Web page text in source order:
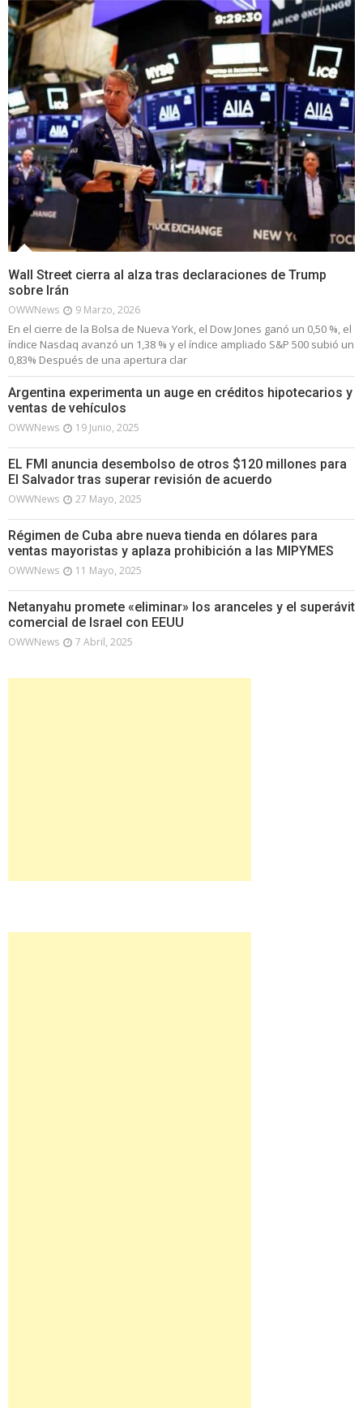
Wall Street cierra al alza tras declaraciones de Trump
sobre Irán
OWWNews 9 Marzo, 2026
En el cierre de la Bolsa de Nueva York, el Dow Jones ganó un 0,50 %, el
índice Nasdaq avanzó un 1,38 % y el índice ampliado S&P 500 subió un
0,83% Después de una apertura clar
Argentina experimenta un auge en créditos hipotecarios y
ventas de vehículos
OWWNews 19 Junio, 2025
EL FMI anuncia desembolso de otros $120 millones para
El Salvador tras superar revisión de acuerdo
OWWNews 27 Mayo, 2025
Régimen de Cuba abre nueva tienda en dólares para
ventas mayoristas y aplaza prohibición a las MIPYMES
OWWNews 11 Mayo, 2025
Netanyahu promete «eliminar» los aranceles y el superávit
comercial de Israel con EEUU
OWWNews 7 Abril, 2025